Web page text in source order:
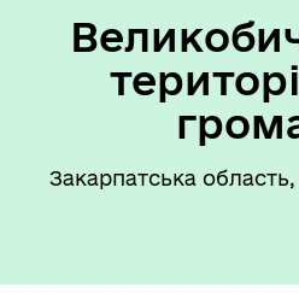
Закарпатська